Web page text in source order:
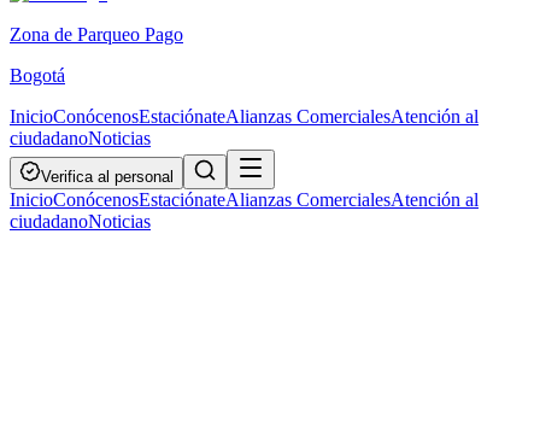
Zona de Parqueo Pago
Bogotá
InicioConócenosEstaciónateAlianzas ComercialesAtención al
ciudadanoNoticias
Verifica al personal
InicioConócenosEstaciónateAlianzas ComercialesAtención al
ciudadanoNoticias